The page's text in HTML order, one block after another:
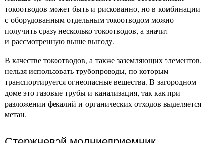
токоотводов может быть и рискованно, но в комбинации
с оборудованным отдельным токоотводом можно
получить сразу несколько токоотводов, а значит
и рассмотренную выше выгоду.
В качестве токоотводов, а также заземляющих элементов,
нельзя использовать трубопроводы, по которым
транспортируется огнеопасные вещества. В загородном
доме это газовые трубы и канализация, так как при
разложении фекалий и органических отходов выделяется
метан.